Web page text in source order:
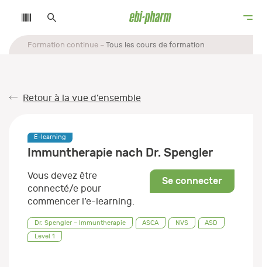
Formation continue Tous les cours de formation
Retour à la vue d’ensemble
E-learning
Immuntherapie nach Dr. Spengler
Se connecter
Vous devez être
connecté/e pour
commencer l’e-learning.
Dr. Spengler – Immuntherapie ASCA NVS
ASD
Level 1